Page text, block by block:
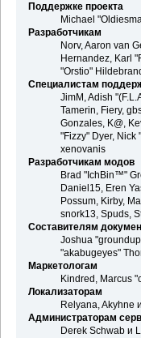
Поддержке проекта
Michael
Разработчикам
Norv, Aaron van
Hernandez, Karl
"Orstio"
Специалистам
JimM, Adish
Tamerin, Fiery,
Gonzales, K@,
"Fizzy" Dyer, Nick
xenovanis
Разработчикам модов
Brad "IchBin™"
Daniel15, Eren
Possum, Kirby,
snork13, Spuds,
Составителям
Joshua
"akabugeyes"
Маркетологам
Kindred, Marcus
Локализаторам
Relyana, Akyhne
Администраторам
Derek Schwab и